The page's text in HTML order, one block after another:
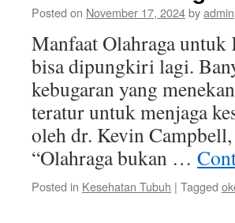
Posted on November 17, 2024byadmin
Manfaat Olahraga untuk
bisa dipungkiri lagi.
kebugaran yang
teratur untuk menjaga
oleh dr. Kevin
“Olahraga bukan …
Posted in Kesehatan Tubuh | Tagged